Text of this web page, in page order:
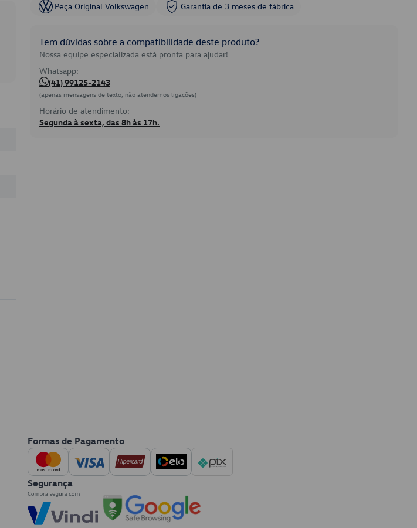
Peça Original Volkswagen Garantia de 3 meses de fábrica
Tem dúvidas sobre a compatibilidade deste produto?
Nossa equipe especializada está pronta para ajudar!
Whatsapp:
(41) 99125-2143
(apenas mensagens de texto, não atendemos ligações)
Horário de atendimento:
Segunda à sexta, das 8h às 17h.
Formas de Pagamento
Segurança